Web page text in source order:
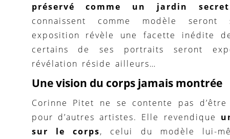
préservé comme un jardin secret
connaissent comme modèle
exposition révèle une facette inédite
certains de ses portraits seront
révélation réside ailleurs…
Une vision du corps jamais montrée
Corinne Pitet ne se contente pas d’être
pour d’autres artistes. Elle revendique
sur le corps, celui du modèle lui-